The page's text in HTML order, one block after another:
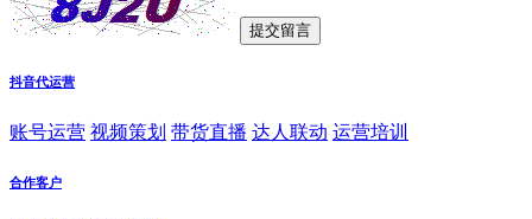
抖音代运营
账号运营 视频策划 带货直播 达人联动 运营培训
合作客户